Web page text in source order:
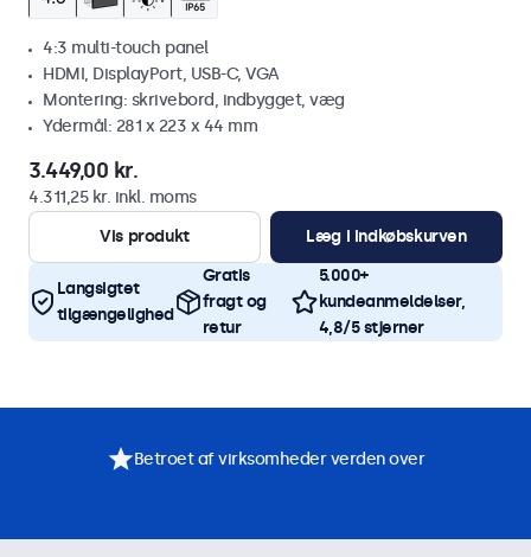
4:3 multi-touch panel
HDMI, DisplayPort, USB-C, VGA
Montering: skrivebord, indbygget, væg
Ydermål: 281 x 223 x 44 mm
3.449,00 kr.
4.311,25 kr. inkl. moms
Vis produkt
Læg i indkøbskurven
Langsigtet
tilgængelighed
Gratis
fragt og
retur
5.000+
kundeanmeldelser,
4,8/5 stjerner
Betroet af virksomheder verden over